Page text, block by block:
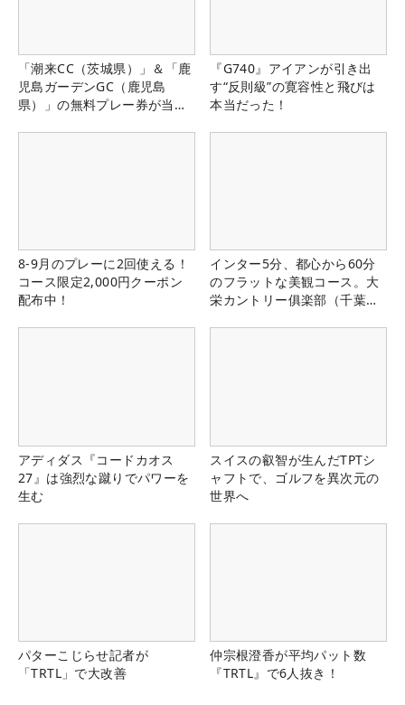
「潮来CC（茨城県）」＆「鹿
児島ガーデンGC（鹿児島
県）」の無料プレー券が当た
『G740』アイアンが引き出
す“反則級”の寛容性と飛びは
本当だった！
8-9月のプレーに2回使える！
コース限定2,000円クーポン
配布中！
インター5分、都心から60分
のフラットな美観コース。大
栄カントリー俱楽部（千葉
アディダス『コードカオス
27』は強烈な蹴りでパワーを
生む
スイスの叡智が生んだTPTシ
ャフトで、ゴルフを異次元の
世界へ
パターこじらせ記者が
「TRTL」で大改善
仲宗根澄香が平均パット数
『TRTL』で6人抜き！